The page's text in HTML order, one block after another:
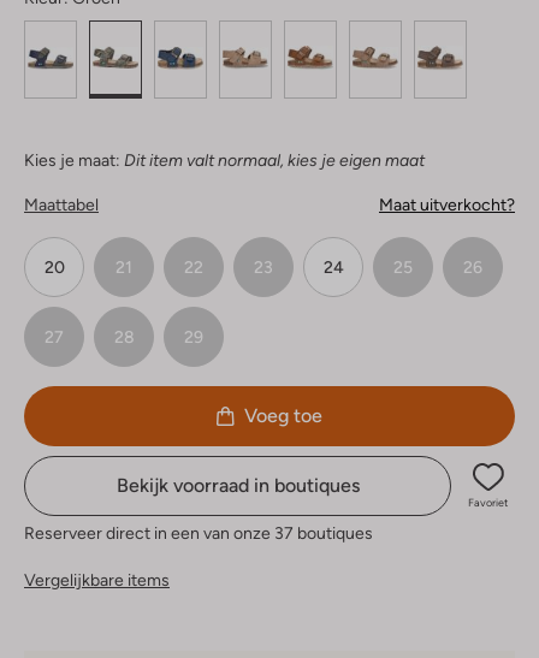
Kies je maat: Dit item valt normaal, kies je eigen maat
Maattabel Maat uitverkocht?
20 21 22 23 24 25 26
27 28 29
Voeg toe
Bekijk voorraad in boutiques
Favoriet
Reserveer direct in een van onze 37 boutiques
Vergelijkbare items